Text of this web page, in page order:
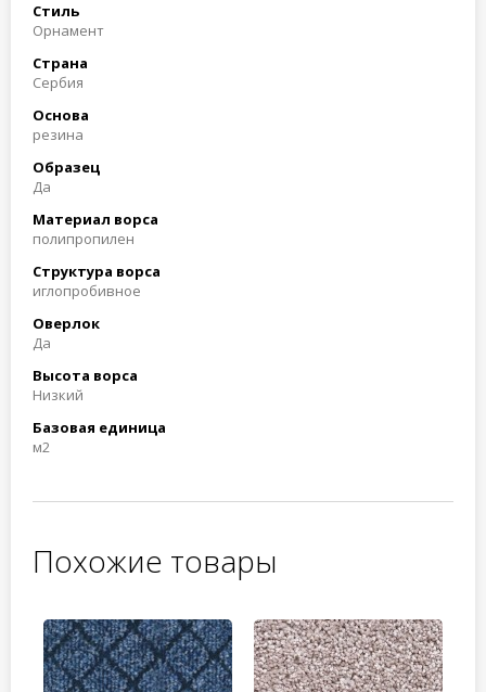
Стиль
Орнамент
Страна
Сербия
Основа
резина
Образец
Да
Материал ворса
полипропилен
Структура ворса
иглопробивное
Оверлок
Да
Высота ворса
Низкий
Базовая единица
м2
Похожие товары